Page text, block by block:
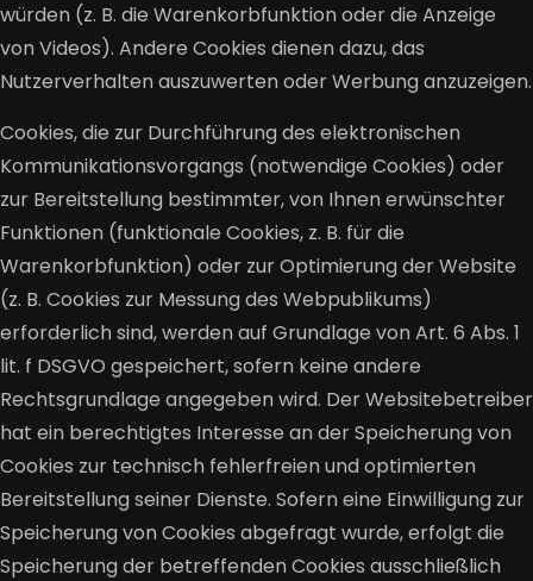
würden (z. B. die Warenkorbfunktion oder die Anzeige
von Videos). Andere Cookies dienen dazu, das
Nutzerverhalten auszuwerten oder Werbung anzuzeigen.
Cookies, die zur Durchführung des elektronischen
Kommunikationsvorgangs (notwendige Cookies) oder
zur Bereitstellung bestimmter, von Ihnen erwünschter
Funktionen (funktionale Cookies, z. B. für die
Warenkorbfunktion) oder zur Optimierung der Website
(z. B. Cookies zur Messung des Webpublikums)
erforderlich sind, werden auf Grundlage von Art. 6 Abs. 1
lit. f DSGVO gespeichert, sofern keine andere
Rechtsgrundlage angegeben wird. Der Websitebetreiber
hat ein berechtigtes Interesse an der Speicherung von
Cookies zur technisch fehlerfreien und optimierten
Bereitstellung seiner Dienste. Sofern eine Einwilligung zur
Speicherung von Cookies abgefragt wurde, erfolgt die
Speicherung der betreffenden Cookies ausschließlich